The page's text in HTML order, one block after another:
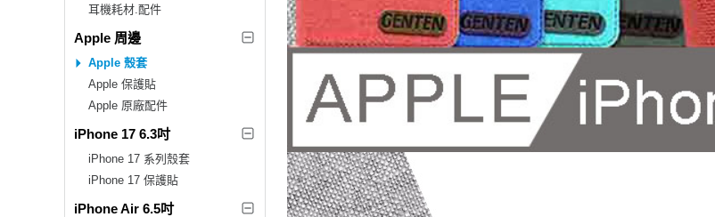
耳機耗材.配件
Apple 周邊
Apple 殼套
Apple 保護貼
Apple 原廠配件
iPhone 17 6.3吋
iPhone 17 系列殼套
iPhone 17 保護貼
iPhone Air 6.5吋